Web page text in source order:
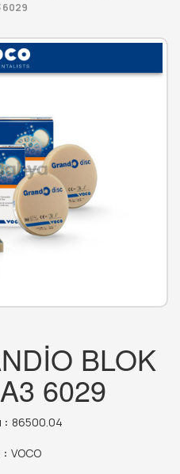
6029
BLOK
6029
: 86500.04
: VOCO